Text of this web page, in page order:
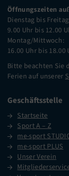
Öffnungszeiten
Dienstag bis
9.00 Uhr bis 12.00
Montag/Mittwoch:
16.00 Uhr bis 18.00
Bitte beachten Sie
Ferien auf unserer
Geschäftsstelle
Startseite
Sport A – Z
me-sport
me-sport PLUS
Unser Verein